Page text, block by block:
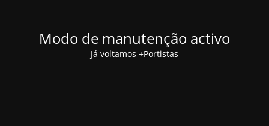
Modo de manutenção activo
Já voltamos +Portistas